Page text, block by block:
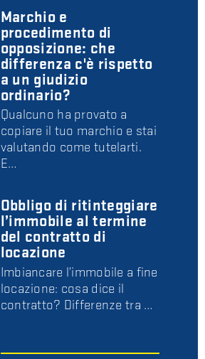
Marchio e
procedimento di
opposizione: che
differenza c'è rispetto
a un giudizio
ordinario?
Qualcuno ha provato a
copiare il tuo marchio e stai
valutando come tutelarti.
E…
Obbligo di ritinteggiare
l’immobile al termine
del contratto di
locazione
Imbiancare l’immobile a fine
locazione: cosa dice il
contratto? Differenze tra …